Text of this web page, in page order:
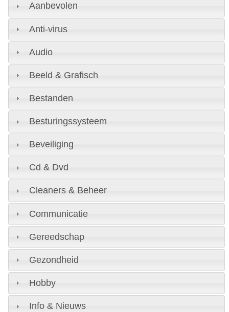
Aanbevolen
Anti-virus
Audio
Beeld & Grafisch
Bestanden
Besturingssysteem
Beveiliging
Cd & Dvd
Cleaners & Beheer
Communicatie
Gereedschap
Gezondheid
Hobby
Info & Nieuws